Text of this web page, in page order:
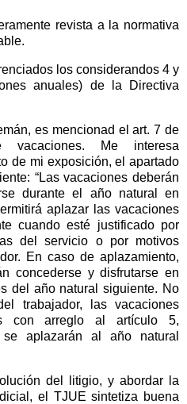
revista a la normativa
los considerandos 4 y
anuales) de la Directiva
es mencionad el art. 7 de
Me interesa
de mi exposición, el apartado
“Las vacaciones deberán
durante el año natural en
aplazar las vacaciones
cuando esté justificado por
del servicio o por motivos
En caso de aplazamiento,
concederse y disfrutarse en
del año natural siguiente. No
trabajador, las vacaciones
con arreglo al artículo 5,
aplazarán al año natural
del litigio, y abordar la
el TJUE sintetiza buena